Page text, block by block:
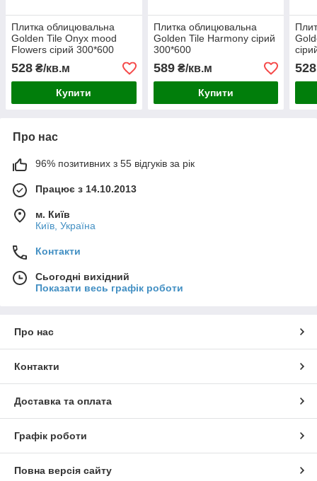
Плитка облицювальна
Golden Tile Onyx mood
Flowers сірий 300*600
528 ₴/кв.м
Купити
Плитка облицювальна
Golden Tile Harmony сірий
300*600
589₴/кв.м
Купити
528
Про нас
96% позитивних з 55 відгуків за рік
Працює з 14.10.2013
м. Київ
Київ, Україна
Контакти
Сьогодні вихідний
Показати весь графік роботи
Про нас
Контакти
Доставка та оплата
Графік роботи
Повна версія сайту